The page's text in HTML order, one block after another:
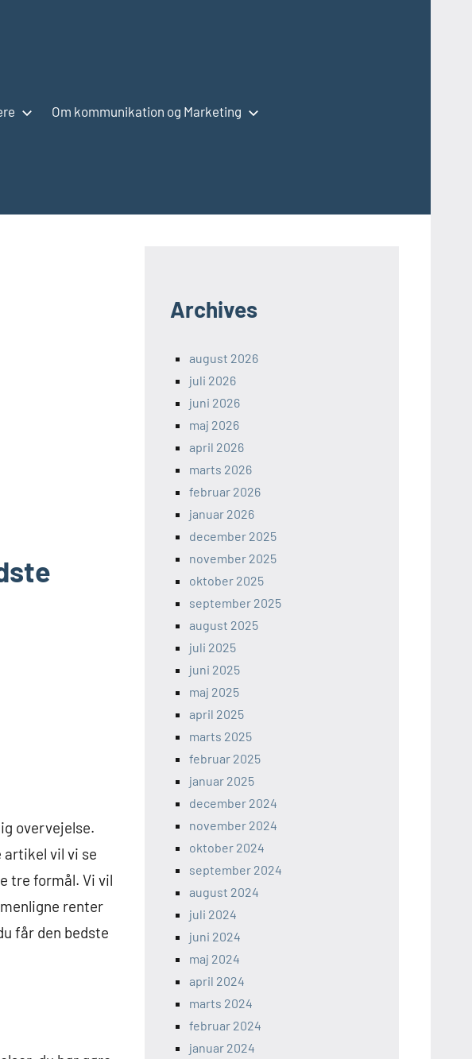
Om kommunikation og Marketing
overvejelse.
artikel vil vi se
tre formål. Vi vil
renter
får den bedste
Archives
august 2026
juli 2026
juni 2026
maj 2026
april 2026
marts 2026
februar 2026
januar 2026
december 2025
november 2025
oktober 2025
september 2025
august 2025
juli 2025
juni 2025
maj 2025
april 2025
marts 2025
februar 2025
januar 2025
december 2024
november 2024
oktober 2024
september 2024
august 2024
juli 2024
juni 2024
maj 2024
april 2024
marts 2024
februar 2024
januar 2024